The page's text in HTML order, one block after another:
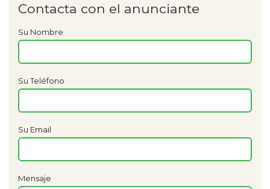
Contacta con el anunciante
Su Nombre
Su Teléfono
Su Email
Mensaje